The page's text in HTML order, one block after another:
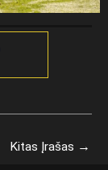
Kitas Įrašas →